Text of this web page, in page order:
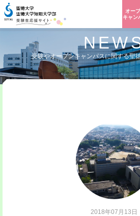
オー
キャン
受験やオープンキャンパスに関する聖
2018年07月13日